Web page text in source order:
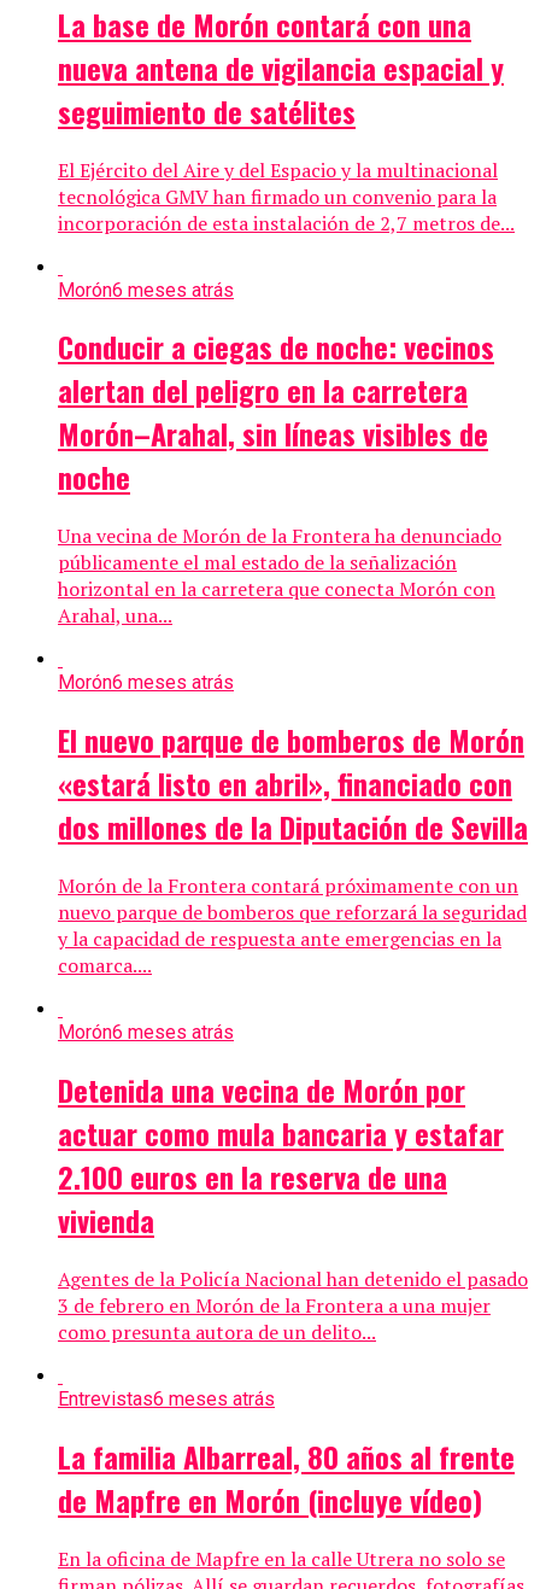
La base de Morón contará con una
nueva antena de vigilancia espacial y
seguimiento de satélites
El Ejército del Aire y del Espacio y la multinacional
tecnológica GMV han firmado un convenio para la
incorporación de esta instalación de 2,7 metros de...
Morón6 meses atrás
Conducir a ciegas de noche: vecinos
alertan del peligro en la carretera
Morón–Arahal, sin líneas visibles de
noche
Una vecina de Morón de la Frontera ha denunciado
públicamente el mal estado de la señalización
horizontal en la carretera que conecta Morón con
Arahal, una...
Morón6 meses atrás
El nuevo parque de bomberos de Morón
«estará listo en abril», financiado con
dos millones de la Diputación de Sevilla
Morón de la Frontera contará próximamente con un
nuevo parque de bomberos que reforzará la seguridad
y la capacidad de respuesta ante emergencias en la
comarca....
Morón6 meses atrás
Detenida una vecina de Morón por
actuar como mula bancaria y estafar
2.100 euros en la reserva de una
vivienda
Agentes de la Policía Nacional han detenido el pasado
3 de febrero en Morón de la Frontera a una mujer
como presunta autora de un delito...
Entrevistas6 meses atrás
La familia Albarreal, 80 años al frente
de Mapfre en Morón (incluye vídeo)
En la oficina de Mapfre en la calle Utrera no solo se